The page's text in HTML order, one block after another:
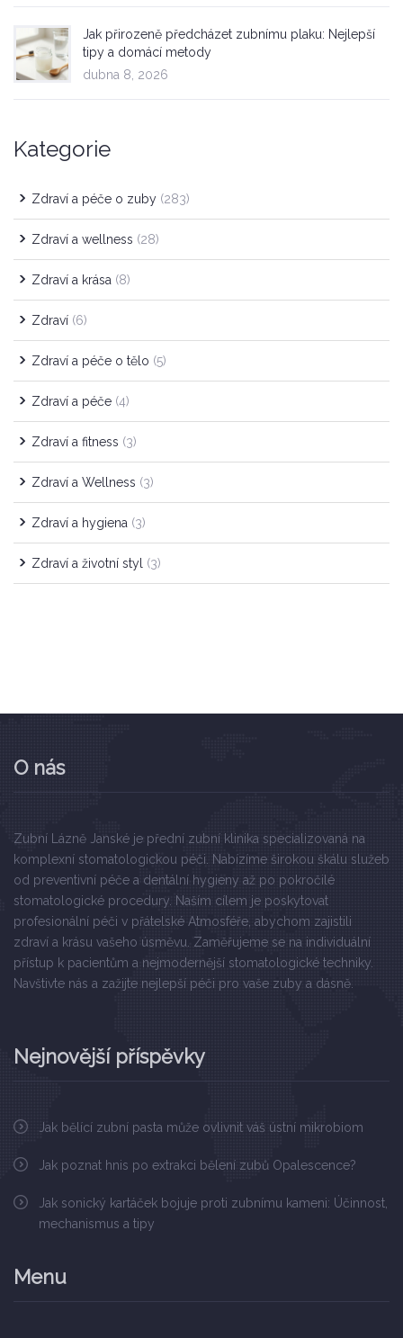
Jak přirozeně předcházet zubnímu plaku: Nejlepší
tipy a domácí metody
dubna 8, 2026
Kategorie
Zdraví a péče o zuby (283)
Zdraví a wellness (28)
Zdraví a krása (8)
Zdraví (6)
Zdraví a péče o tělo (5)
Zdraví a péče (4)
Zdraví a fitness (3)
Zdraví a Wellness (3)
Zdraví a hygiena (3)
Zdraví a životní styl (3)
O nás
Zubní Lázně Janské je přední zubní klinika specializovaná na
komplexní stomatologickou péči. Nabízíme širokou škálu služeb
od preventivní péče a dentální hygieny až po pokročilé
stomatologické procedury. Naším cílem je poskytovat
profesionální péči v přátelské Atmosféře, abychom zajistili
zdraví a krásu vašeho úsměvu. Zaměřujeme se na individuální
přístup k pacientům a nejmodernější stomatologické techniky.
Navštivte nás a zažijte nejlepší péči pro vaše zuby a dásně.
Nejnovější příspěvky
Jak bělící zubní pasta může ovlivnit váš ústní mikrobiom
Jak poznat hnis po extrakci bělení zubů Opalescence?
Jak sonický kartáček bojuje proti zubnímu kameni: Účinnost,
mechanismus a tipy
Menu